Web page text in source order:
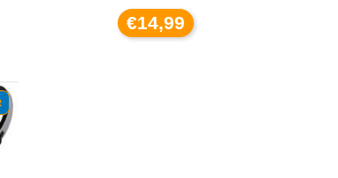
€14,99